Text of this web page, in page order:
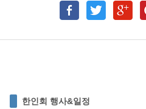
한인회 행사&일정